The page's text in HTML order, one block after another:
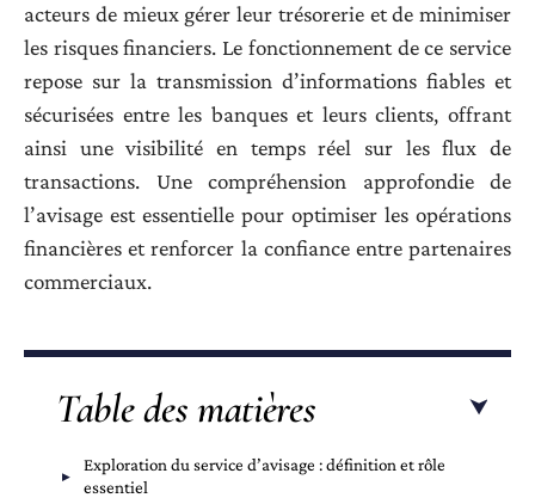
acteurs de mieux gérer leur trésorerie et de minimiser
les risques financiers. Le fonctionnement de ce service
repose sur la transmission d’informations fiables et
sécurisées entre les banques et leurs clients, offrant
ainsi une visibilité en temps réel sur les flux de
transactions. Une compréhension approfondie de
l’avisage est essentielle pour optimiser les opérations
financières et renforcer la confiance entre partenaires
commerciaux.
Table des matières
Exploration du service d’avisage : définition et rôle
essentiel